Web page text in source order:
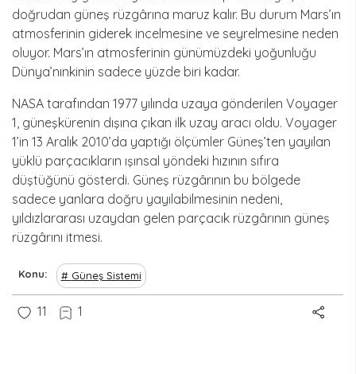
doğrudan güneş rüzgârına maruz kalır. Bu durum Mars’ın
atmosferinin giderek incelmesine ve seyrelmesine neden
oluyor. Mars’ın atmosferinin günümüzdeki yoğunluğu
Dünya’nınkinin sadece yüzde biri kadar.
NASA tarafından 1977 yılında uzaya gönderilen Voyager
1, güneşkürenin dışına çıkan ilk uzay aracı oldu. Voyager
1’in 13 Aralık 2010’da yaptığı ölçümler Güneş’ten yayılan
yüklü parçacıkların ışınsal yöndeki hızının sıfıra
düştüğünü gösterdi. Güneş rüzgârının bu bölgede
sadece yanlara doğru yayılabilmesinin nedeni,
yıldızlararası uzaydan gelen parçacık rüzgârının güneş
rüzgârını itmesi.
Konu Güneş Sistemi
11 1